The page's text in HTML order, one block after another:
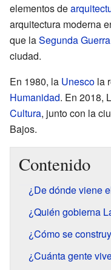
elementos de
arquitectura moderna
que laSegunda
ciudad.
En 1980, la Unesco la
Humanidad. En 2018,
Cultura, junto con la
Bajos.
Contenido
¿De dónde viene
¿Quién gobierna
¿Cómo se
¿Cuánta gente